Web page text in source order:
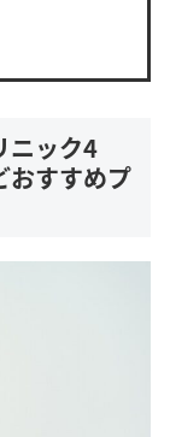
ニック4
おすすめプ